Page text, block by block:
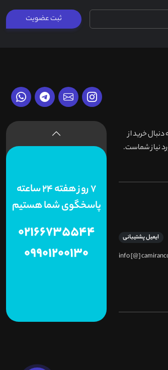
ثبت عضویت
دنبال خرید از
نیاز شماست.
ایمیل پشتیبانی
info [@]
7 روز هفته 24 ساعته
پاسخگوی شما هستیم
02166735544
09901200130